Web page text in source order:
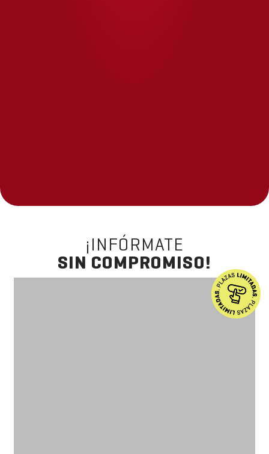
¡INFÓRMATE
SIN COMPROMISO!